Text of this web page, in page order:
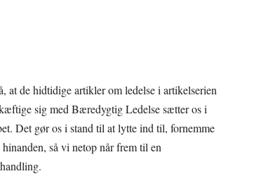
at de hidtidige artikler om ledelse i artikelserien
sig med Bæredygtig Ledelse sætter os i
Det gør os i stand til at lytte ind til, fornemme
så vi netop når frem til en